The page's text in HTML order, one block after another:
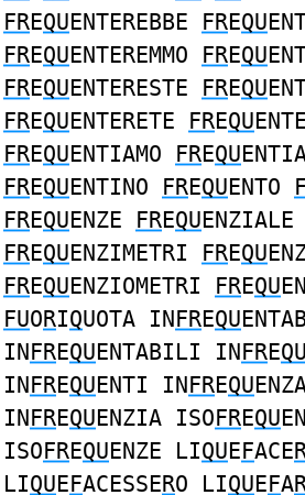
FREQUENTEREBBE FREQU
FREQUENTEREMMO FREQU
FREQUENTERESTE FREQU
FREQUENTERETE FREQU
FREQUENTIAMO FREQU
FREQUENTINO FREQUENTO
FREQUENZE FREQUENZIALE
FREQUENZIMETRI FREQU
FREQUENZIOMETRI FREQU
FUORIQUOTA INFREQU
INFREQUENTABILI INFREQU
INFREQUENTI INFREQU
INFREQUENZIA ISOFREQU
ISOFREQUENZE LIQUEFACE
LIQUEFACESSERO LIQUEFA